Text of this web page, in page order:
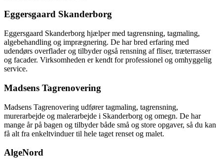
Eggersgaard Skanderborg
Eggersgaard Skanderborg hjælper med tagrensning, tagmaling,
algebehandling og imprægnering. De har bred erfaring med
udendørs overflader og tilbyder også rensning af fliser, træterrasser
og facader. Virksomheden er kendt for professionel og omhyggelig
service.
Madsens Tagrenovering
Madsens Tagrenovering udfører tagmaling, tagrensning,
murerarbejde og malerarbejde i Skanderborg og omegn. De har
mange år på bagen og tilbyder både små og store opgaver, så du kan
få alt fra enkeltvinduer til hele taget renset og malet.
AlgeNord